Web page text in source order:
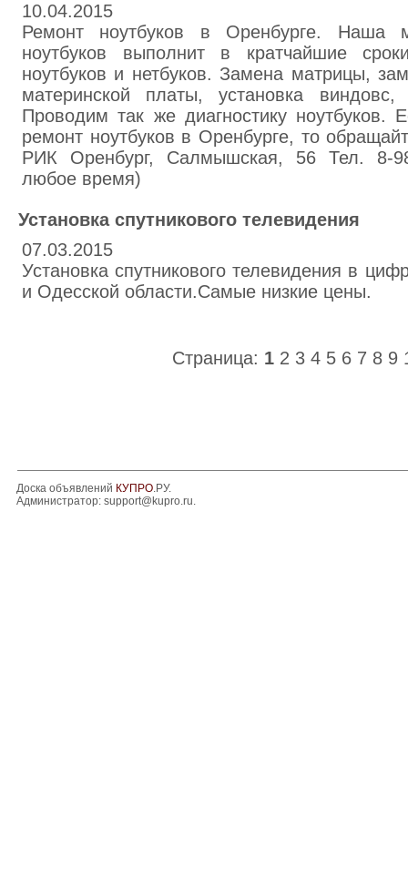
10.04.2015
Ремонт ноутбуков в Оренбурге. Наша
ноутбуков выполнит в кратчайшие
ноутбуков и нетбуков. Замена матрицы,
материнской платы, установка
Проводим так же диагностику ноутбуков.
ремонт ноутбуков в Оренбурге, то
РИК Оренбург, Салмышская, 56 Тел. 8-
любое время)
Установка спутникового телевидения
07.03.2015
Установка спутникового телевидения в
и Одесской области.Самые низкие цены.
Страница: 1 2 3 4 5 6 7 8 9
Доска объявлений КУПРО.РУ.
Администратор: support@kupro.ru.